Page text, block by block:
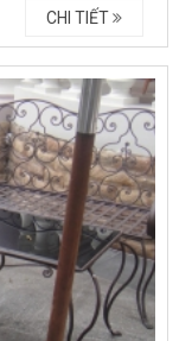
CHI TIẾT